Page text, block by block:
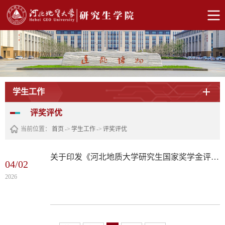
学生工作
评奖评优
当前位置： 首页 -> 学生工作-> 评奖评优
04/02
2026
关于印发《河北地质大学研究生国家奖学金评定办法》等5个文件